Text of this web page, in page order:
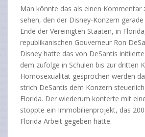
Man könnte das als einen Kommentar
sehen, den der Disney-Konzern
Ende der Vereinigten Staaten, in
republikanischen Gouverneur Ron
Disney hatte das von DeSantis
dem zufolge in Schulen bis zur dritten
Homosexualität gesprochen werden
strich DeSantis dem Konzern
Florida. Der wiederum konterte mit
stoppte ein Immobilienprojekt, das
Florida Arbeit gegeben hätte.